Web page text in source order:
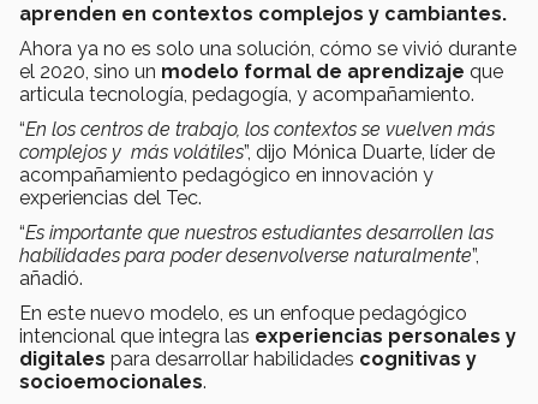
aprenden en contextos complejos y cambiantes.
Ahora ya no es solo una solución, cómo se vivió durante
el 2020, sino un modelo formal de aprendizaje que
articula tecnología, pedagogía, y acompañamiento.
“En los centros de trabajo, los contextos se vuelven más
complejos y más volátiles”, dijo Mónica Duarte, líder de
acompañamiento pedagógico en innovación y
experiencias del Tec.
“Es importante que nuestros estudiantes desarrollen las
habilidades para poder desenvolverse naturalmente”,
añadió.
En este nuevo modelo, es un enfoque pedagógico
intencional que integra las experiencias personales y
digitales para desarrollar habilidades cognitivas y
socioemocionales.